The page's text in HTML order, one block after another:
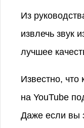
Из
извлечь звук
лучшее
Известно, что
на YouTube
Даже если вы